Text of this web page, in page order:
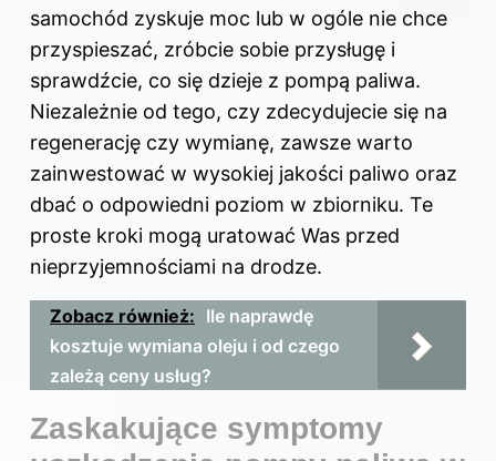
samochód zyskuje moc lub w ogóle nie chce
przyspieszać, zróbcie sobie przysługę i
sprawdźcie, co się dzieje z pompą paliwa.
Niezależnie od tego, czy zdecydujecie się na
regenerację czy wymianę, zawsze warto
zainwestować w wysokiej jakości paliwo oraz
dbać o odpowiedni poziom w zbiorniku. Te
proste kroki mogą uratować Was przed
nieprzyjemnościami na drodze.
Zobacz również: Ile naprawdę
kosztuje wymiana oleju i od czego
zależą ceny usług?
Zaskakujące symptomy